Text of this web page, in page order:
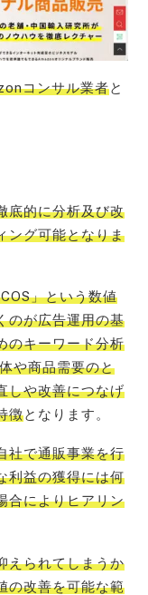
コンサル業者と
底的に分析及び改
ング可能となりま
」という数値
のが広告運用の基
のキーワード分析
や商品需要のと
しや改善につなげ
徴となります。
社で通販事業を行
利益の獲得には何
合によりヒアリン
えられてしまうか
の改善を可能な範